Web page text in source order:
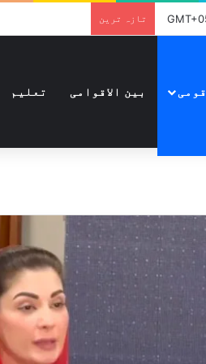
تازہ ترین
قومی بین الاقوامی تعلیم